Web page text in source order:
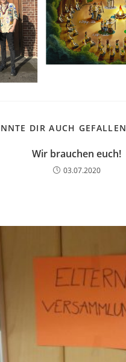
DIR AUCH GEFALLEN
Wir brauchen euch!
03.07.2020